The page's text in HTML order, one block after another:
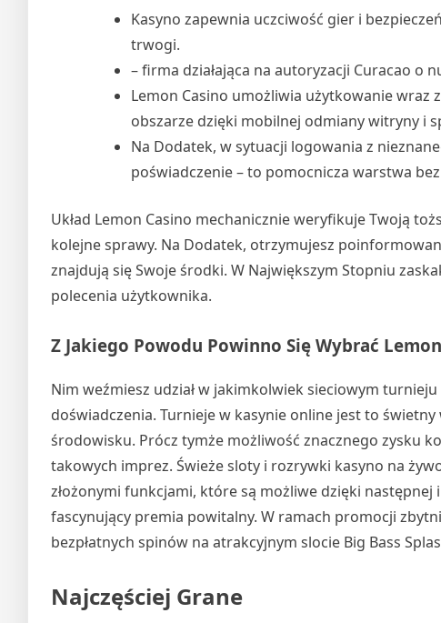
Kasyno zapewnia uczciwość gier i
trwogi.
– firma działająca na autoryzacji Curacao o
Lemon Casino umożliwia użytkowanie wraz
obszarze dzięki mobilnej odmiany witryny i
Na Dodatek, w sytuacji logowania z
poświadczenie – to pomocnicza warstwa
Układ Lemon Casino mechanicznie weryfikuje Twoją
kolejne sprawy. Na Dodatek, otrzymujesz
znajdują się Swoje środki. W Największym Stopniu
polecenia użytkownika.
Z Jakiego Powodu Powinno Się Wybrać
Nim weźmiesz udział w jakimkolwiek sieciowym
doświadczenia. Turnieje w kasynie online jest to
środowisku. Prócz tymże możliwość znacznego zysku
takowych imprez. Świeże sloty i rozrywki kasyno na
złożonymi funkcjami, które są możliwe dzięki
fascynujący premia powitalny. W ramach promocji
bezpłatnych spinów na atrakcyjnym slocie Big Bass
Najczęściej Grane